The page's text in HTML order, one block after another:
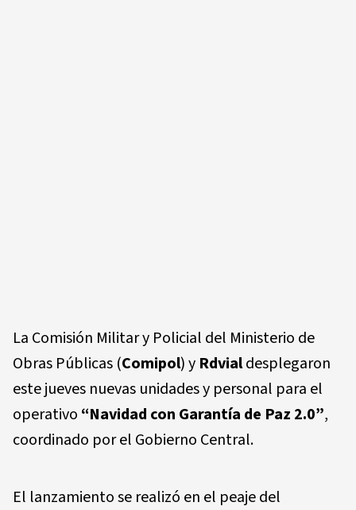
La Comisión Militar y Policial del Ministerio de
Obras Públicas (Comipol) y Rdvialdesplegaron
este jueves nuevas unidades y personal para el
operativo “Navidad con Garantía de Paz 2.0”,
coordinado por el Gobierno Central.
El lanzamiento se realizó en el peaje del